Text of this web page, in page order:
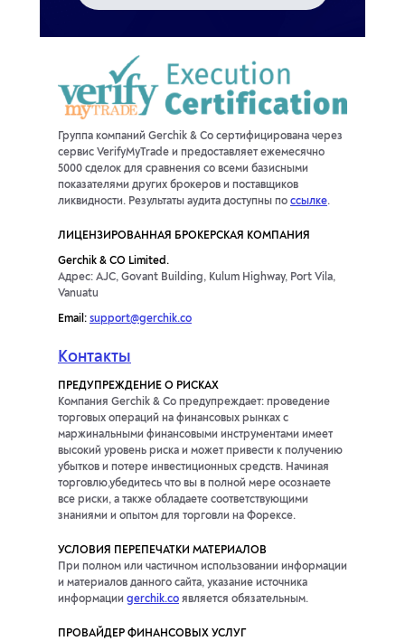
Группа компаний Gerchik & Co сертифицирована через
сервис VerifyMyTrade и предоставляет ежемесячно
5000 сделок для сравнения со всеми базисными
показателями других брокеров и поставщиков
ликвидности. Результаты аудита доступны по ссылке.
ЛИЦЕНЗИРОВАННАЯ БРОКЕРСКАЯ КОМПАНИЯ
Gerchik & CO Limited.
Адрес: AJC, Govant Building, Kulum Highway, Port Vila,
Vanuatu
Email: support@gerchik.co
Контакты
ПРЕДУПРЕЖДЕНИЕ О РИСКАХ
Компания Gerchik & Co предупреждает: проведение
торговых операций на финансовых рынках с
маржинальными финансовыми инструментами имеет
высокий уровень риска и может привести к получению
убытков и потере инвестиционных средств. Начиная
торговлю,убедитесь что вы в полной мере осознаете
все риски, а также обладаете соответствующими
знаниями и опытом для торговли на Форексе.
УСЛОВИЯ ПЕРЕПЕЧАТКИ МАТЕРИАЛОВ
При полном или частичном использовании информации
и материалов данного сайта, указание источника
информации gerchik.co является обязательным.
ПРОВАЙДЕР ФИНАНСОВЫХ УСЛУГ